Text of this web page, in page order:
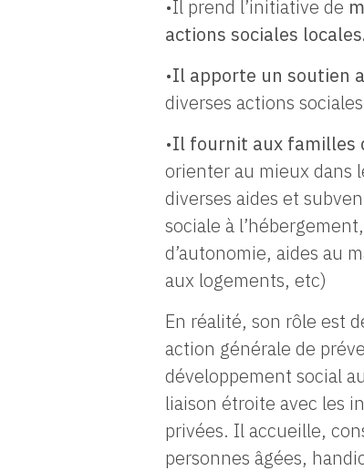
•Il prend l’initiative de
actions sociales
•Il apporte un soutien
diverses actions
•Il fournit aux familles
orienter au mieux dans
diverses aides et
sociale à
d’autonomie, aides au
aux logements, etc)
En réalité, son rôle est
action générale de
développement social
liaison étroite avec les
privées. Il accueille,
personnes âgées,